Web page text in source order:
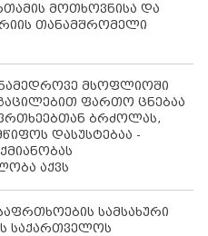
მოთხოვნისა და
თანამშრომელი
მსოფლიოში
ფართო ცნებაა
ბრძოლას,
დასუსტებაა -
აქვს
სამსახური
საქართველოს